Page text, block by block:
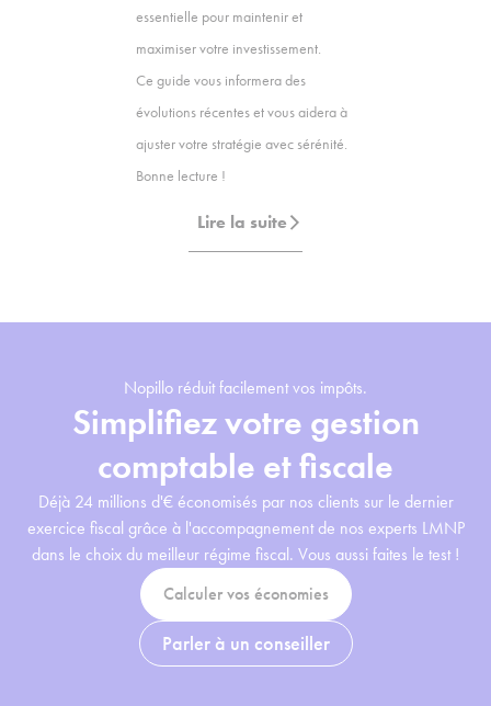
essentielle pour maintenir et
maximiser votre investissement.
Ce guide vous informera des
évolutions récentes et vous aidera à
ajuster votre stratégie avec sérénité.
Bonne lecture !
Lire la suite
Nopillo réduit facilement vos impôts.
Simplifiez votre gestion
comptable et fiscale
Déjà 24 millions d'€ économisés par nos clients sur le dernier
exercice fiscal grâce à l'accompagnement de nos experts LMNP
dans le choix du meilleur régime fiscal. Vous aussi faites le test !
Calculer vos économies
Parler à un conseiller